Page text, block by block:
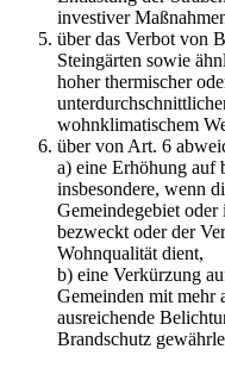
investiver
über das Verbot von
Steingärten sowie
hoher thermischer
wohnklimatischem
über von Art. 6
a) eine Erhöhung auf
insbesondere, wenn
Gemeindegebiet oder
bezweckt oder der
Wohnqualität dient,
b) eine Verkürzung
Gemeinden mit mehr
ausreichende
Brandschutz